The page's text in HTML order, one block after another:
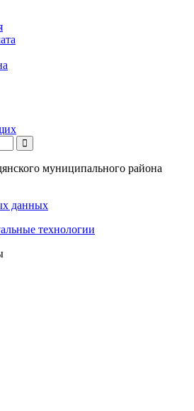
муниципального района
данных
технологии